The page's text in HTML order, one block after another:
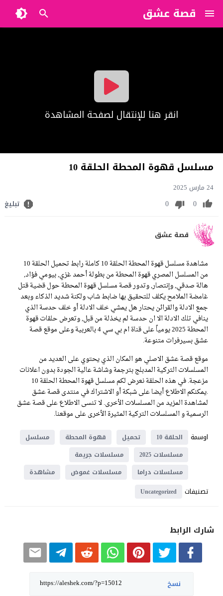
قصة عشق
?>
انقر هنا للإنتقال لصفحة المشاهدة
مسلسل قهوة المحطة الحلقة 10
24 مارس 2025
0
0 تبليغ
قصة عشق
مشاهدة مسلسل قهوة المحطة الحلقة 10 كاملة رابط تحميل الحلقة 10
من المسلسل المصري قهوة المحطة من بطولة أحمد غزي, بيومي فؤاد,
هالة صدقي, وإنتصار, وتدور قصة مسلسل قهوة المحطة حول قضية قتل
غامضة الملامح يكلف للتحقيق بها ضابط شاب ولكنة شديد الذكاء وبعد
جمع الادلة والقرائن يحتار هل يمشي خلف الادلة أو خلف حدسة الذي
ينافي تلك الادلة الا ان حدسة لم يخذلة من قبل, وتعرض حلقات قهوة
المحطة 2025 يومياً على قناة ام بي سي 4 بالعربية وعلى موقع قصة
عشق بسيرفرات متنوعة.
موقع قصة عشق الاصلي هو المكان الذي يحتوي على العديد من
المسلسلات التركية المدبلج بترجمة وشاشة عالية الجودة بدون اعلانات
مزعجة. في هذه الحلقة نعرض لكم مسلسل قهوة المحطة الحلقة 10
.يمكنكم الاطلاع أيضا على شبكة أو الاشتراك في منتدى قصة عشق
لمشاهدة المزيد من المسلسلات الأخرى. لا تنسى الاطلاع على قصة عشق
الرسمية و المسلسلات التركية المثيرة الأخرى على موقعنا.
اوسمة
الحلقة 10 تحميل قهوة المحطة
مسلسل
مسلسلات 2025
مسلسلات جريمة
مسلسلات دراما
مسلسلات غموض مشاهدة
تصنيفات Uncategorized
شارك الرابط
نسخ